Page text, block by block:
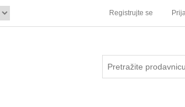
Registrujte se